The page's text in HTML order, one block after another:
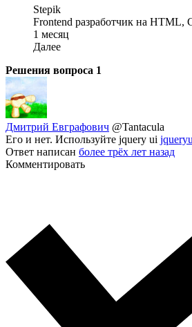
Stepik
Frontend разработчик на HTML,
1 месяц
Далее
Решения вопроса 1
Дмитрий Евграфович @Tantacula
Его и нет. Используйте jquery ui
Ответ написан более трёх лет назад
Комментировать